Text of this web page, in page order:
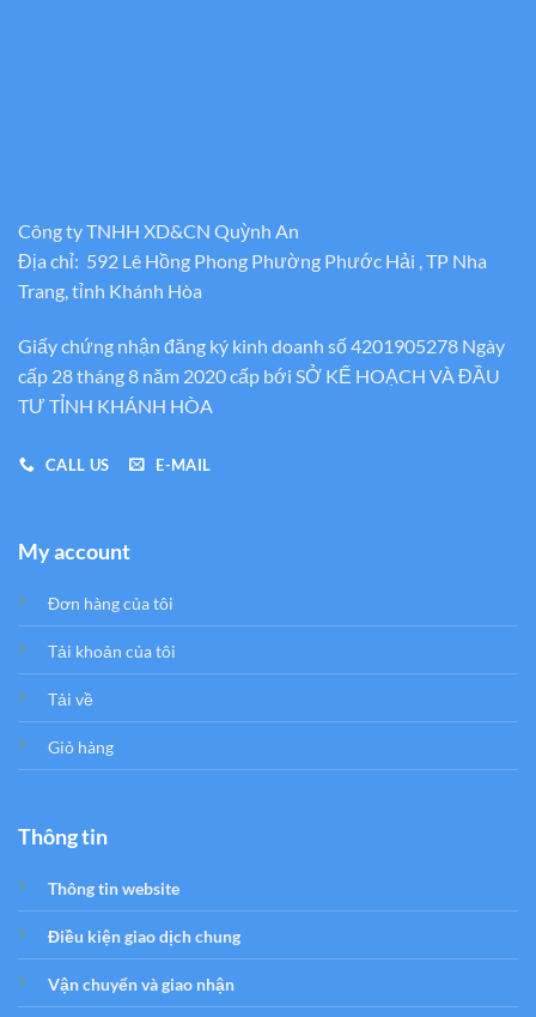
Công ty TNHH XD&CN Quỳnh An
Địa chỉ: 592 Lê Hồng Phong Phường Phước Hải , TP Nha
Trang, tỉnh Khánh Hòa
Giấy chứng nhận đăng ký kinh doanh số 4201905278 Ngày
cấp 28 tháng 8 năm 2020 cấp bới SỞ KẾ HOẠCH VÀ ĐẦU
TƯ TỈNH KHÁNH HÒA
CALL US E-MAIL
My account
Đơn hàng của tôi
Tải khoản của tôi
Tải về
Giỏ hàng
Thông tin
Thông tin website
Điều kiện giao dịch chung
Vận chuyển và giao nhận